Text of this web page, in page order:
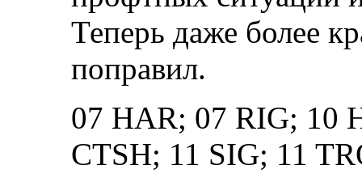
Теперь даже более
поправил.
07 HAR; 07 RIG; 10
CTSH; 11 SIG; 11